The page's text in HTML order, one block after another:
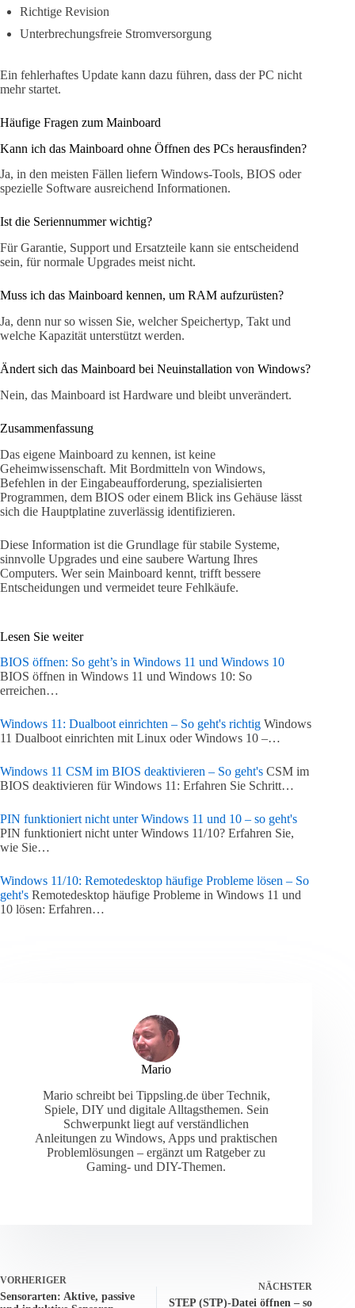
Richtige Revision
Unterbrechungsfreie Stromversorgung
Ein fehlerhaftes Update kann dazu führen, dass der PC nicht
mehr startet.
Häufige Fragen zum Mainboard
Kann ich das Mainboard ohne Öffnen des PCs herausfinden?
Ja, in den meisten Fällen liefern Windows-Tools, BIOS oder
spezielle Software ausreichend Informationen.
Ist die Seriennummer wichtig?
Für Garantie, Support und Ersatzteile kann sie entscheidend
sein, für normale Upgrades meist nicht.
Muss ich das Mainboard kennen, um RAM aufzurüsten?
Ja, denn nur so wissen Sie, welcher Speichertyp, Takt und
welche Kapazität unterstützt werden.
Ändert sich das Mainboard bei Neuinstallation von Windows?
Nein, das Mainboard ist Hardware und bleibt unverändert.
Zusammenfassung
Das eigene Mainboard zu kennen, ist keine
Geheimwissenschaft. Mit Bordmitteln von Windows,
Befehlen in der Eingabeaufforderung, spezialisierten
Programmen, dem BIOS oder einem Blick ins Gehäuse lässt
sich die Hauptplatine zuverlässig identifizieren.
Diese Information ist die Grundlage für stabile Systeme,
sinnvolle Upgrades und eine saubere Wartung Ihres
Computers. Wer sein Mainboard kennt, trifft bessere
Entscheidungen und vermeidet teure Fehlkäufe.
Lesen Sie weiter
BIOS öffnen: So geht’s in Windows 11 und Windows 10
BIOS öffnen in Windows 11 und Windows 10: So
erreichen…
Windows 11: Dualboot einrichten – So geht's richtig Windows
11 Dualboot einrichten mit Linux oder Windows 10 –…
Windows 11 CSM im BIOS deaktivieren – So geht's CSM im
BIOS deaktivieren für Windows 11: Erfahren Sie Schritt…
PIN funktioniert nicht unter Windows 11 und 10 – so geht's
PIN funktioniert nicht unter Windows 11/10? Erfahren Sie,
wie Sie…
Windows 11/10: Remotedesktop häufige Probleme lösen – So
geht's Remotedesktop häufige Probleme in Windows 11 und
10 lösen: Erfahren…
Mario
Mario schreibt bei Tippsling.de über Technik,
Spiele, DIY und digitale Alltagsthemen. Sein
Schwerpunkt liegt auf verständlichen
Anleitungen zu Windows, Apps und praktischen
Problemlösungen – ergänzt um Ratgeber zu
Gaming- und DIY-Themen.
VORHERIGER
Sensorarten: Aktive, passive
NÄCHSTER
STEP (STP)‑Datei öffnen – so